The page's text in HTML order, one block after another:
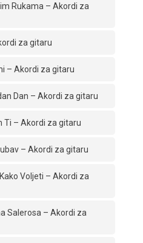
Rukama – Akordi za
za gitaru
– Akordi za gitaru
Dan – Akordi za gitaru
Ti – Akordi za gitaru
– Akordi za gitaru
Voljeti – Akordi za
Salerosa – Akordi za